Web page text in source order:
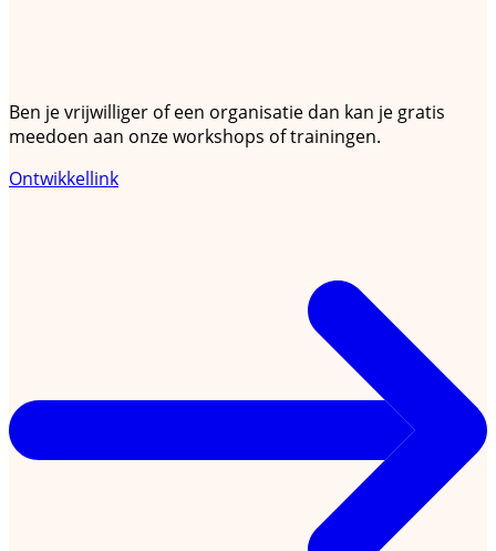
Ben je vrijwilliger of een organisatie dan kan je gratis
meedoen aan onze workshops of trainingen.
Ontwikkellink